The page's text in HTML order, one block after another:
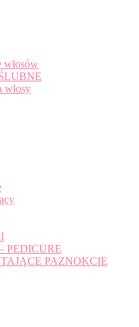
włosów
włosy
PEDICURE
PAZNOKCIE